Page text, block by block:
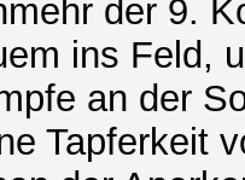
der 9.
ins Feld,
an der
Tapferkeit